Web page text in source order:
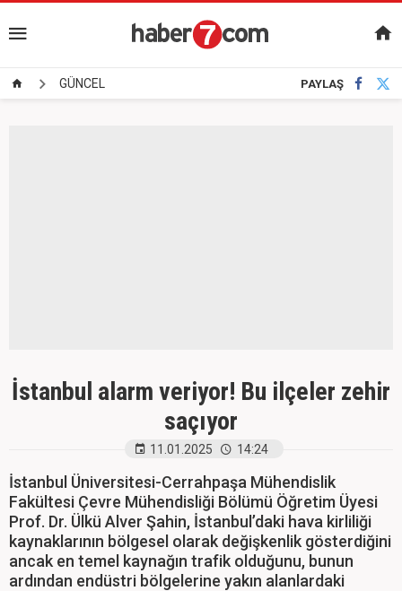
GÜNCEL PAYLAŞ
İstanbul alarm veriyor! Bu ilçeler zehir
saçıyor
11.01.2025 14:24
İstanbul Üniversitesi-Cerrahpaşa Mühendislik
Fakültesi Çevre Mühendisliği Bölümü Öğretim Üyesi
Prof. Dr. Ülkü Alver Şahin, İstanbul’daki hava kirliliği
kaynaklarının bölgesel olarak değişkenlik gösterdiğini
ancak en temel kaynağın trafik olduğunu, bunun
ardından endüstri bölgelerine yakın alanlardaki